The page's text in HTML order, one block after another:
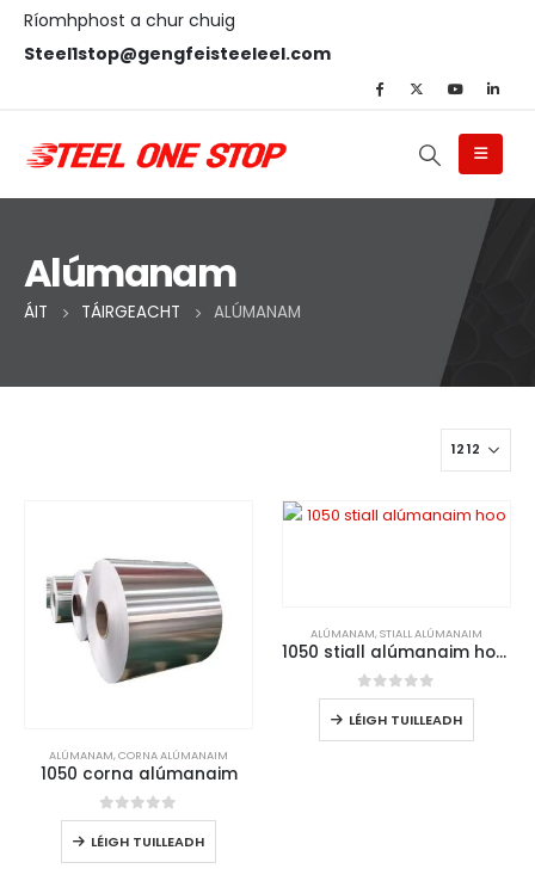
Ríomhphost a chur chuig
Steel1stop@gengfeisteeleel.com
Alúmanam
ÁIT TÁIRGEACHT ALÚMANAM
ALÚMANAM,CORNA ALÚMANAIM
1050 corna alúmanaim
0As 5
LÉIGH TUILLEADH
ALÚMANAM,STIALL ALÚMANAIM
1050 stiall alúmanaim ho/o
0As 5
LÉIGH TUILLEADH